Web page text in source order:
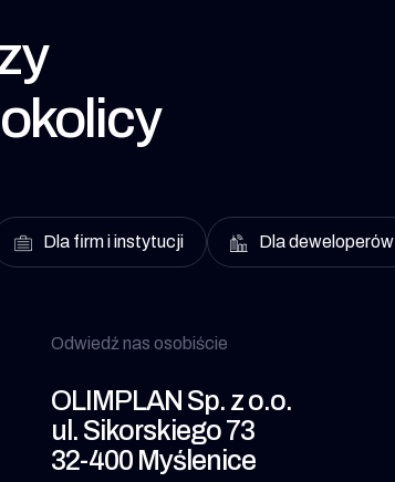
Dla firm i instytucji Dla deweloperów
Odwiedź nas osobiście
OLIMPLAN Sp. z o.o.
ul. Sikorskiego 73
32-400 Myślenice